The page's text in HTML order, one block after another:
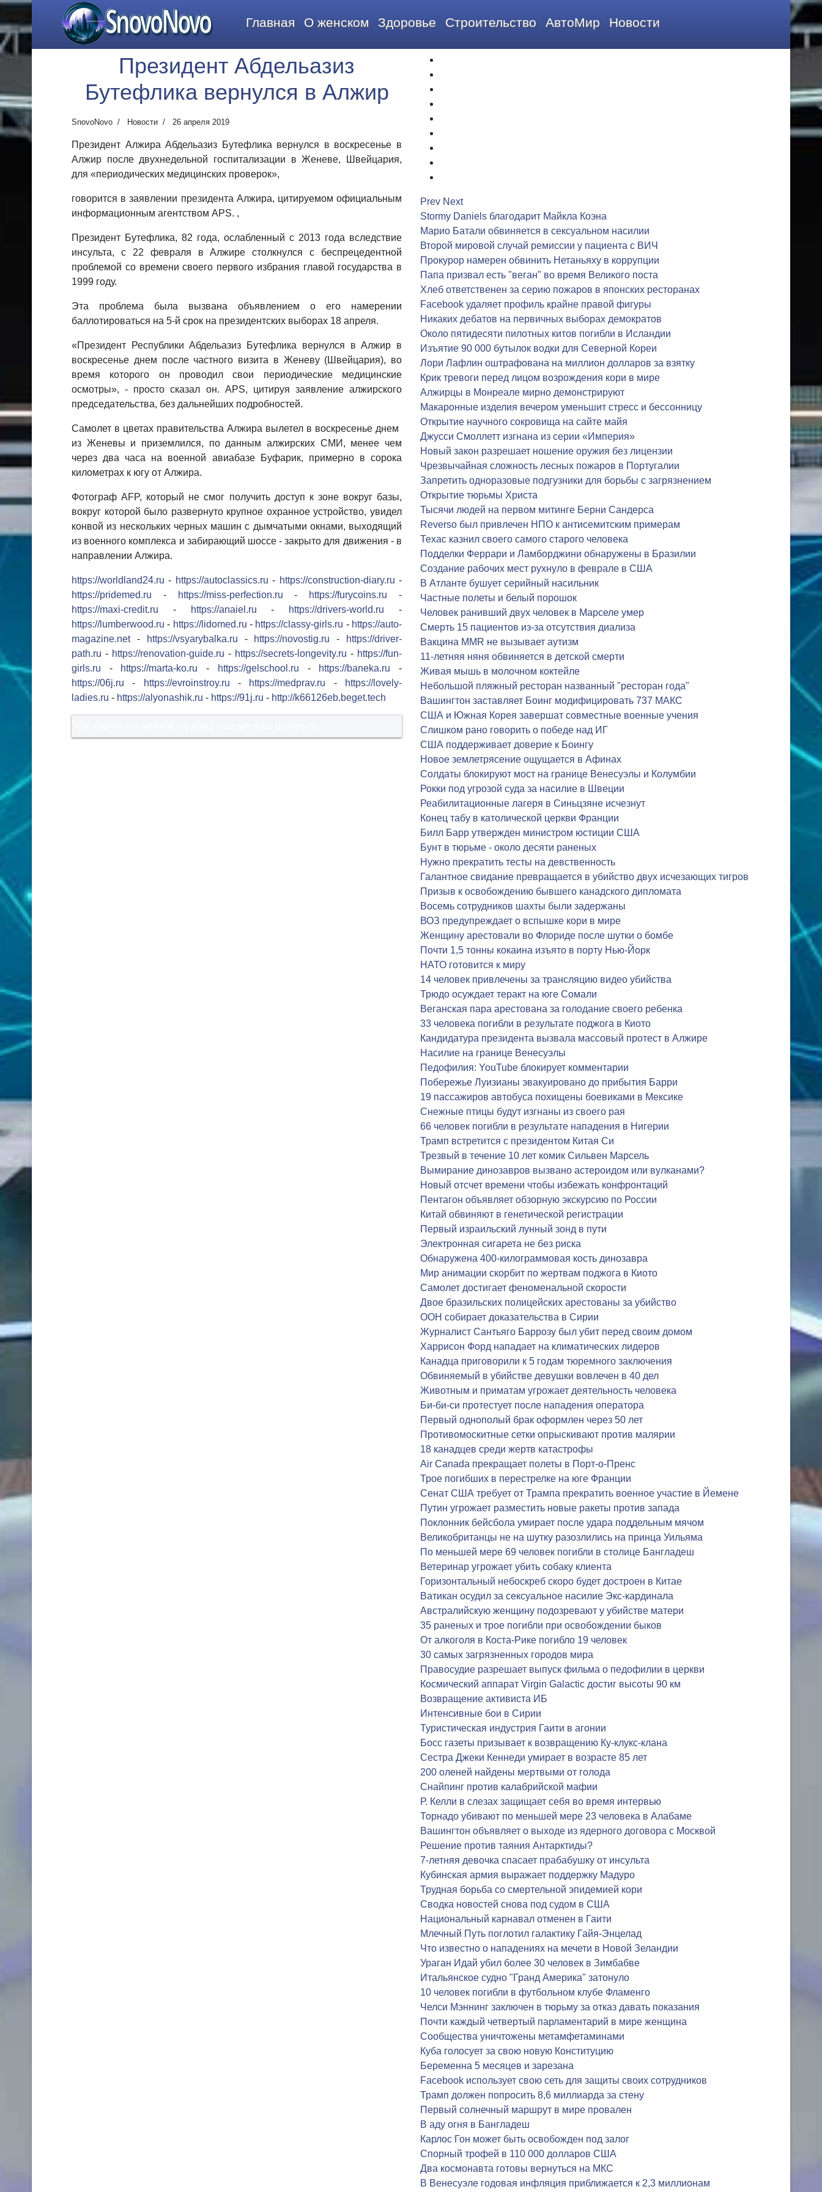
SnovoNovo Главная О женском Здоровье Строительство АвтоМир Новости
Президент Абдельазиз
Бутефлика вернулся в Алжир
SnovoNovo Новости 26 апреля 2019
Президент Алжира Абдельазиз Бутефлика вернулся в воскресенье в
Алжир после двухнедельной госпитализации в Женеве, Швейцария,
для «периодических медицинских проверок»,
говорится в заявлении президента Алжира, цитируемом официальным
информационным агентством APS. ,
Президент Бутефлика, 82 года, ослабленный с 2013 года вследствие
инсульта, с 22 февраля в Алжире столкнулся с беспрецедентной
проблемой со времени своего первого избрания главой государства в
1999 году.
Эта проблема была вызвана объявлением о его намерении
баллотироваться на 5-й срок на президентских выборах 18 апреля.
«Президент Республики Абдельазиз Бутефлика вернулся в Алжир в
воскресенье днем ​​после частного визита в Женеву (Швейцария), во
время которого он проводил свои периодические медицинские
осмотры», - просто сказал он. APS, цитируя заявление алжирского
председательства, без дальнейших подробностей.
Самолет в цветах правительства Алжира вылетел в воскресенье днем ​​
из Женевы и приземлился, по данным алжирских СМИ, менее чем
через два часа на военной авиабазе Буфарик, примерно в сорока
километрах к югу от Алжира.
Фотограф AFP, который не смог получить доступ к зоне вокруг базы,
вокруг которой было развернуто крупное охранное устройство, увидел
конвой из нескольких черных машин с дымчатыми окнами, выходящий
из военного комплекса и забирающий шоссе - закрыто для движения - в
направлении Алжира.
https://worldland24.ru - https://autoclassics.ru - https://construction-diary.ru -
https://pridemed.ru - https://miss-perfection.ru - https://furycoins.ru -
https://maxi-credit.ru - https://anaiel.ru - https://drivers-world.ru -
https://lumberwood.ru - https://lidomed.ru - https://classy-girls.ru - https://auto-
magazine.net- https://vsyarybalka.ru - https://novostig.ru -
https://driver-
path.ru - https://renovation-guide.ru - https://secrets-longevity.ru - https://fun-
girls.ru - https://marta-ko.ru - https://gelschool.ru - https://baneka.ru -
https://06j.ru - https://evroinstroy.ru - https://medprav.ru -
https://lovely-
ladies.ru - https://alyonashik.ru - https://91j.ru - http://k66126eb.beget.tech
Prev Next
Stormy Daniels благодарит Майкла Коэна
Марио Батали обвиняется в сексуальном насилии
Второй мировой случай ремиссии у пациента с ВИЧ
Прокурор намерен обвинить Нетаньяху в коррупции
Папа призвал есть "веган" во время Великого поста
Хлеб ответственен за серию пожаров в японских ресторанах
Facebook удаляет профиль крайне правой фигуры
Никаких дебатов на первичных выборах демократов
Около пятидесяти пилотных китов погибли в Исландии
Изъятие 90 000 бутылок водки для Северной Кореи
Лори Лафлин оштрафована на миллион долларов за взятку
Крик тревоги перед лицом возрождения кори в мире
Алжирцы в Монреале мирно демонстрируют
Макаронные изделия вечером уменьшит стресс и бессонницу
Открытие научного сокровища на сайте майя
Джусси Смоллетт изгнана из серии «Империя»
Новый закон разрешает ношение оружия без лицензии
Чрезвычайная сложность лесных пожаров в Португалии
Запретить одноразовые подгузники для борьбы с загрязнением
Открытие тюрьмы Христа
Тысячи людей на первом митинге Берни Сандерса
Reverso был привлечен НПО к антисемитским примерам
Техас казнил своего самого старого человека
Подделки Феррари и Ламборджини обнаружены в Бразилии
Создание рабочих мест рухнуло в феврале в США
В Атланте бушует серийный насильник
Частные полеты и белый порошок
Человек ранивший двух человек в Марселе умер
Cмерть 15 пациентов из-за отсутствия диализа
Вакцина MMR не вызывает аутизм
11-летняя няня обвиняется в детской смерти
Живая мышь в молочном коктейле
Небольшой пляжный ресторан названный "ресторан года"
Вашингтон заставляет Боинг модифицировать 737 МАКС
США и Южная Корея завершат совместные военные учения
Слишком рано говорить о победе над ИГ
США поддерживает доверие к Боингу
Новое землетрясение ощущается в Афинах
Солдаты блокируют мост на границе Венесуэлы и Колумбии
Рокки под угрозой суда за насилие в Швеции
Реабилитационные лагеря в Синьцзяне исчезнут
Конец табу в католической церкви Франции
Билл Барр утвержден министром юстиции США
Бунт в тюрьме - около десяти раненых
Нужно прекратить тесты на девственность
Галантное свидание превращается в убийство двух исчезающих тигров
Призыв к освобождению бывшего канадского дипломата
Восемь сотрудников шахты были задержаны
ВОЗ предупреждает о вспышке кори в мире
Женщину арестовали во Флориде после шутки о бомбе
Почти 1,5 тонны кокаина изъято в порту Нью-Йорк
НАТО готовится к миру
14 человек привлечены за трансляцию видео убийства
Трюдо осуждает теракт на юге Сомали
Веганская пара арестована за голодание своего ребенка
33 человека погибли в результате поджога в Киото
Кандидатура президента вызвала массовый протест в Алжире
Насилие на границе Венесуэлы
Педофилия: YouTube блокирует комментарии
Побережье Луизианы эвакуировано до прибытия Барри
19 пассажиров автобуса похищены боевиками в Мексике
Снежные птицы будут изгнаны из своего рая
66 человек погибли в результате нападения в Нигерии
Трамп встретится с президентом Китая Си
Трезвый в течение 10 лет комик Сильвен Марсель
Вымирание динозавров вызвано астероидом или вулканами?
Новый отсчет времени чтобы избежать конфронтаций
Пентагон объявляет обзорную экскурсию по России
Китай обвиняют в генетической регистрации
Первый израильский лунный зонд в пути
Электронная сигарета не без риска
Обнаружена 400-килограммовая кость динозавра
Мир анимации скорбит по жертвам поджога в Киото
Cамолет достигает феноменальной скорости
Двое бразильских полицейских арестованы за убийство
ООН собирает доказательства в Сирии
Журналист Сантьяго Баррозу был убит перед своим домом
Харрисон Форд нападает на климатических лидеров
Канадца приговорили к 5 годам тюремного заключения
Обвиняемый в убийстве девушки вовлечен в 40 дел
Животным и приматам угрожает деятельность человека
Би-би-си протестует после нападения оператора
Первый однополый брак оформлен через 50 лет
Противомоскитные сетки опрыскивают против малярии
18 канадцев среди жертв катастрофы
Air Canada прекращает полеты в Порт-о-Пренс
Трое погибших в перестрелке на юге Франции
Сенат США требует от Трампа прекратить военное участие в Йемене
Путин угрожает разместить новые ракеты против запада
Поклонник бейсбола умирает после удара поддельным мячом
Великобританцы не на шутку разозлились на принца Уильяма
По меньшей мере 69 человек погибли в столице Бангладеш
Ветеринар угрожает убить собаку клиента
Горизонтальный небоскреб скоро будет достроен в Китае
Ватикан осудил за сексуальное насилие Экс-кардинала
Австралийскую женщину подозревают у убийстве матери
35 раненых и трое погибли при освобождении быков
От алкоголя в Коста-Рике погибло 19 человек
30 самых загрязненных городов мира
Правосудие разрешает выпуск фильма о педофилии в церкви
Космический аппарат Virgin Galactic достиг высоты 90 км
Возвращение активиста ИБ
Интенсивные бои в Сирии
Туристическая индустрия Гаити в агонии
Босс газеты призывает к возвращению Ку-клукс-клана
Сестра Джеки Кеннеди умирает в возрасте 85 лет
200 оленей найдены мертвыми от голода
Снайпинг против калабрийской мафии
Р. Келли в слезах защищает себя во время интервью
Торнадо убивают по меньшей мере 23 человека в Алабаме
Вашингтон объявляет о выходе из ядерного договора с Москвой
Решение против таяния Антарктиды?
7-летняя девочка спасает прабабушку от инсульта
Кубинская армия выражает поддержку Мадуро
Трудная борьба со смертельной эпидемией кори
Сводка новостей снова под судом в США
Национальный карнавал отменен в Гаити
Млечный Путь поглотил галактику Гайя-Энцелад
Что известно о нападениях на мечети в Новой Зеландии
Ураган Идай убил более 30 человек в Зимбабве
Итальянское судно "Гранд Америка" затонуло
10 человек погибли в футбольном клубе Фламенго
Челси Мэннинг заключен в тюрьму за отказ давать показания
Почти каждый четвертый парламентарий в мире женщина
Сообщества уничтожены метамфетаминами
Куба голосует за свою новую Конституцию
Беременна 5 месяцев и зарезана
Facebook использует свою сеть для защиты своих сотрудников
Трамп должен попросить 8,6 миллиарда за стену
Первый солнечный маршрут в мире провален
В аду огня в Бангладеш
Карлос Гон может быть освобожден под залог
Спорный трофей в 110 000 долларов США
Два космонавта готовы вернуться на МКС
В Венесуэле годовая инфляция приближается к 2,3 миллионам